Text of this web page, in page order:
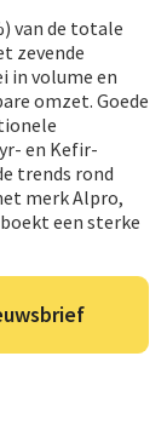
van de totale
zevende
in volume en
omzet. Goede
en Kefir-
trends rond
merk Alpro,
een sterke